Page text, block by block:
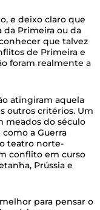
e deixo claro que
da Primeira ou da
que talvez
de Primeira e
foram realmente a
atingiram aquela
outros critérios. Um
meados do século
como a Guerra
teatro norte-
conflito em curso
Prússia e
para pensar o